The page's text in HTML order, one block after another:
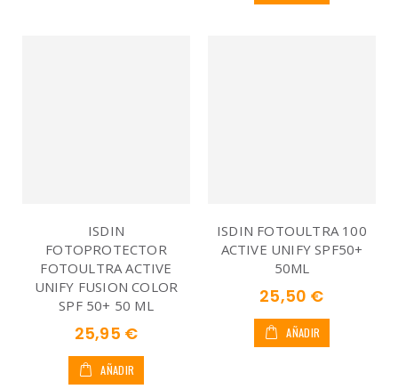
ISDIN
FOTOPROTECTOR
FOTOULTRA ACTIVE
UNIFY FUSION COLOR
SPF 50+ 50 ML
25,95 €
AÑADIR
ISDIN FOTOULTRA 100
ACTIVE UNIFY SPF50+
50ML
25,50 €
AÑADIR